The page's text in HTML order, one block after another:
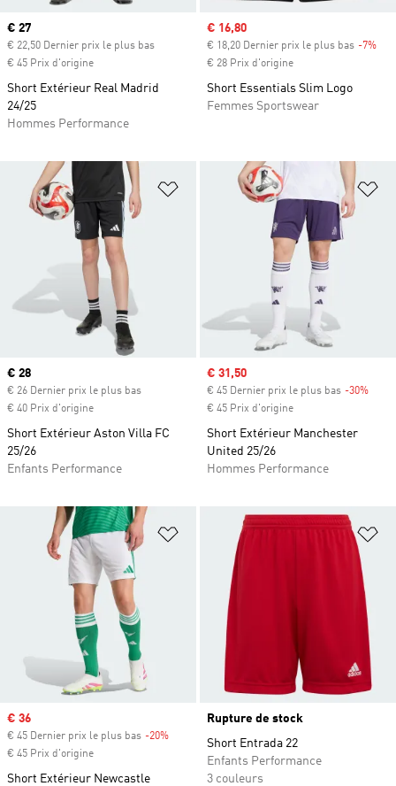
Prix actuel
€ 27
€ 22,50 Dernier prix le plus bas
€ 45 Prix d'origine
Short Extérieur Real Madrid
24/25
Hommes Performance
Prix soldé
€ 16,80
€ 18,20 Dernier prix le plus bas -7%
€ 28 Prix d'origine
Short Essentials Slim Logo
Femmes Sportswear
Ajouter à la Liste de produits
Prix actuel
€ 28
€ 26 Dernier prix le plus bas
€ 40 Prix d'origine
Short Extérieur Aston Villa FC
25/26
Enfants Performance
Prix soldé
€ 31,50
€ 45 Dernier prix le plus bas -30%
€ 45 Prix d'origine
Short Extérieur Manchester
United 25/26
Hommes Performance
Ajouter à la Liste de produits
Prix soldé
€ 36
€ 45 Dernier prix le plus bas -20%
€ 45 Prix d'origine
Short Extérieur Newcastle
Rupture de stock
Short Entrada 22
Enfants Performance
3 couleurs